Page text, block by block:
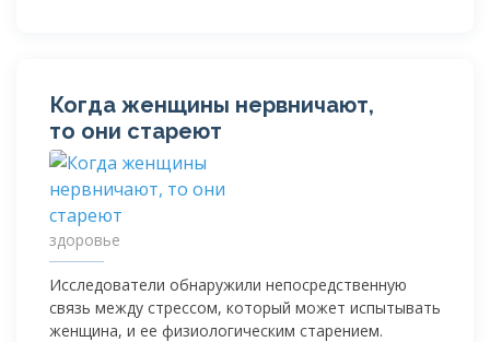
Когда женщины нервничают,
то они стареют
здоровье
Исследователи обнаружили непосредственную
связь между стрессом, который может испытывать
женщина, и ее физиологическим старением.